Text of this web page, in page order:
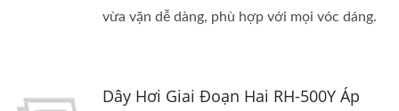
vừa vặn dễ dàng, phù hợp với mọi vóc dáng.
Dây Hơi Giai Đoạn Hai RH-500Y Áp